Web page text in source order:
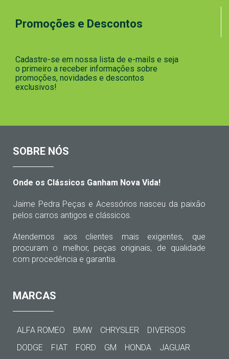
Promoções e Descontos
Cadastre-se em nossa lista de e-mails e seja
o primeiro a receber informações sobre
promoções, novidades e descontos
exclusivos!
SOBRE NÓS
Onde os Clássicos Ganham Nova Vida!
Jaime Pedra Peças e Acessórios nasceu da paixão
pelos carros antigos e clássicos.
Atendemos aos clientes mais exigentes, que
procuram o melhor, peças originais, de qualidade
com procedência e garantia.
MARCAS
ALFA ROMEO BMW CHRYSLER
DIVERSOS
DODGE
FIAT FORD GM HONDA
JAGUAR